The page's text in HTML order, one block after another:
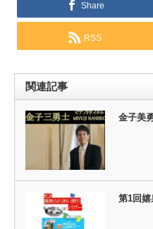
Share
RSS
関連記事
金子美
第1回